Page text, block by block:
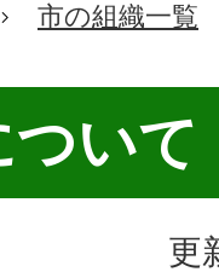
市の組織一覧
いて
更